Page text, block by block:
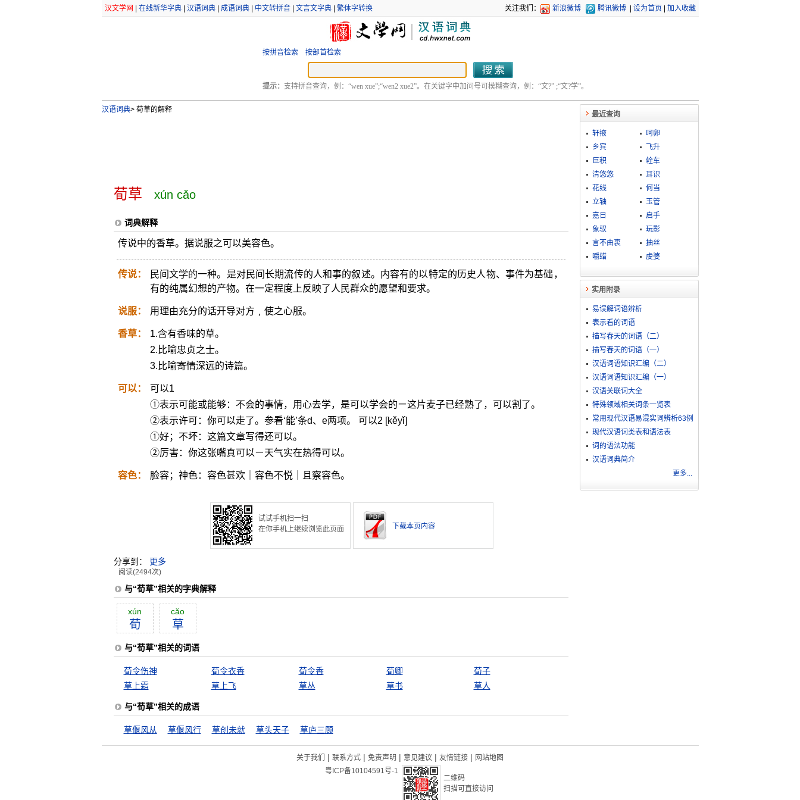
汉文学网 在线新华字典| 汉语词典| 成语词典| 中文转拼音| 文言文字典| 繁体字转换 关注我们： 新浪微博 腾讯微博 设为首页 加入收藏
按拼音检索 按部首检索
提示： 支持拼音查询，例：“wen xue”;“wen2 xue2”。在关键字中加问号可模糊查询，例：“文?” ;“文?学”。
汉语词典>荀草的解释
荀草 xún cǎo
词典解释
传说中的香草。据说服之可以美容色。
传说：
民间文学的一种。是对民间长期流传的人和事的叙述。内容有的以特定的历史人物、事件为基础，
有的纯属幻想的产物。在一定程度上反映了人民群众的愿望和要求。
说服： 用理由充分的话开导对方﹐使之心服。
香草：
1.含有香味的草。
2.比喻忠贞之士。
3.比喻寄情深远的诗篇。
可以：
可以1
①表示可能或能够：不会的事情，用心去学，是可以学会的ㄧ这片麦子已经熟了，可以割了。
②表示许可：你可以走了。参看‘能’条d、e两项。 可以2 [kěyǐ]
①好；不坏：这篇文章写得还可以。
②厉害：你这张嘴真可以ㄧ天气实在热得可以。
容色： 脸容；神色：容色甚欢｜容色不悦｜且察容色。
试试手机扫一扫
在你手机上继续浏览此页面
下载本页内容
分享到： 更多
阅读(2494次)
与“荀草”相关的字典解释
xún
荀
căo
草
与“荀草”相关的词语
荀令伤神 荀令衣香 荀令香 荀卿
荀子
草上霜
草上飞 草丛 草书 草人
与“荀草”相关的成语
草偃风从 草偃风行 草创未就 草头天子 草庐三顾
最近查询
轩掖
呵卵
乡宾
飞升
巨积
辁车
清悠悠
耳识
花线
何当
立轴
玉管
嘉日
启手
象驭
玩影
言不由衷
抽丝
嚼蜡
虔婆
实用附录
易误解词语辨析
表示看的词语
描写春天的词语（二）
描写春天的词语（一）
汉语词语知识汇编（二）
汉语词语知识汇编（一）
汉语关联词大全
特殊领域相关词条一览表
常用现代汉语易混实词辨析63例
现代汉语词类表和语法表
词的语法功能
汉语词典简介
更多...
关于我们 | 联系方式 | 免责声明 | 意见建议 | 友情链接 | 网站地图
粤ICP备10104591号-1
二维码
扫描可直接访问